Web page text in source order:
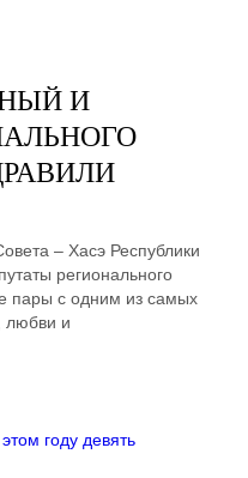
И
– Хасэ Республики
регионального
пары с одним из самых
любви и